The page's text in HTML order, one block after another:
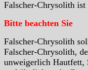
Falscher-Chrysolith
Bitte beachten Sie
Falscher-Chrysolith
Falscher-Chrysolith,
unweigerlich Hautfett,